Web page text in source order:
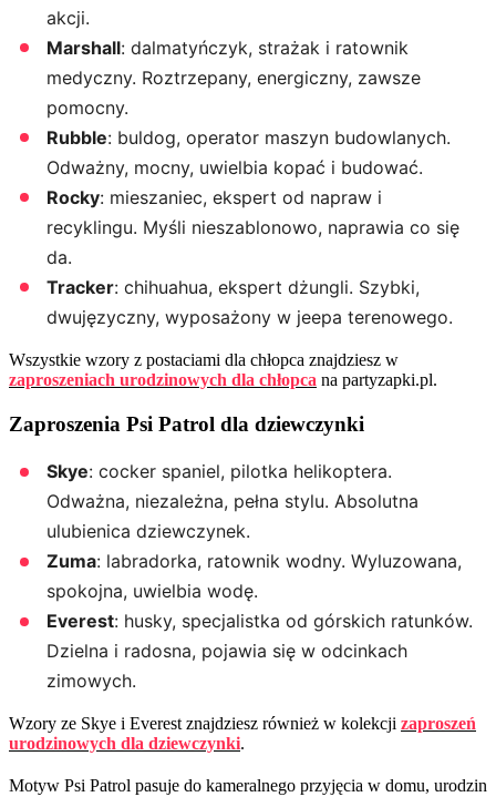
akcji.
Marshall: dalmatyńczyk, strażak i ratownik
medyczny. Roztrzepany, energiczny, zawsze
pomocny.
Rubble: buldog, operator maszyn budowlanych.
Odważny, mocny, uwielbia kopać i budować.
Rocky: mieszaniec, ekspert od napraw i
recyklingu. Myśli nieszablonowo, naprawia co się
da.
Tracker: chihuahua, ekspert dżungli. Szybki,
dwujęzyczny, wyposażony w jeepa terenowego.
Wszystkie wzory z postaciami dla chłopca znajdziesz w
zaproszeniach urodzinowych dla chłopca na partyzapki.pl.
Zaproszenia Psi Patrol dla dziewczynki
Skye: cocker spaniel, pilotka helikoptera.
Odważna, niezależna, pełna stylu. Absolutna
ulubienica dziewczynek.
Zuma: labradorka, ratownik wodny. Wyluzowana,
spokojna, uwielbia wodę.
Everest: husky, specjalistka od górskich ratunków.
Dzielna i radosna, pojawia się w odcinkach
zimowych.
Wzory ze Skye i Everest znajdziesz również w kolekcji zaproszeń
urodzinowych dla dziewczynki.
Motyw Psi Patrol pasuje do kameralnego przyjęcia w domu, urodzin